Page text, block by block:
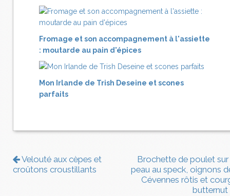
Fromage et son accompagnement à l'assiette
: moutarde au pain d'épices
Mon Irlande de Trish Deseine et scones
parfaits
Velouté aux cèpes et
croûtons croustillants
Brochette de poulet sur
peau au speck, oignons
Cévennes rôtis et
butternut